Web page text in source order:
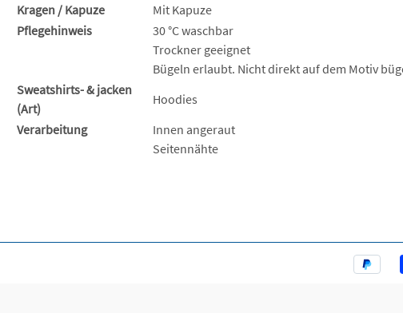
Kragen / Kapuze
Mit Kapuze
Pflegehinweis
30 °C waschbar
Trockner geeignet
Bügeln erlaubt. Nicht direkt auf dem Motiv
Sweatshirts- & jacken
(Art)
Hoodies
Verarbeitung
Innen angeraut
Seitennähte